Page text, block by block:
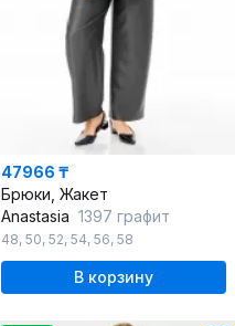
47966 ₸
Брюки, Жакет
Anastasia 1397 графит
48, 50, 52, 54, 56, 58
В корзину